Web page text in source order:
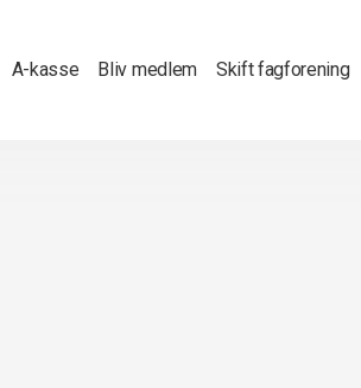
A-kasse Bliv medlem Skift fagforening